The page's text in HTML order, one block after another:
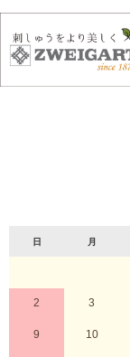
日 月
2 3
9 10